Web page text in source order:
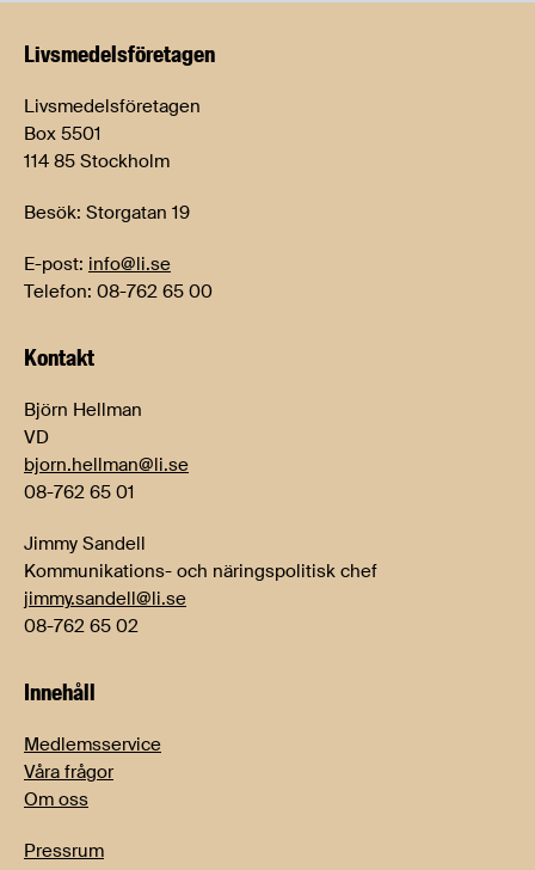
Livsmedels­företagen
Livsmedelsföretagen
Box 5501
114 85 Stockholm
Besök: Storgatan 19
E-post: info@li.se
Telefon: 08-762 65 00
Kontakt
Björn Hellman
VD
bjorn.hellman@li.se
08-762 65 01
Jimmy Sandell
Kommunikations- och näringspolitisk chef
jimmy.sandell@li.se
08-762 65 02
Innehåll
Medlemsservice
Våra frågor
Om oss
Pressrum